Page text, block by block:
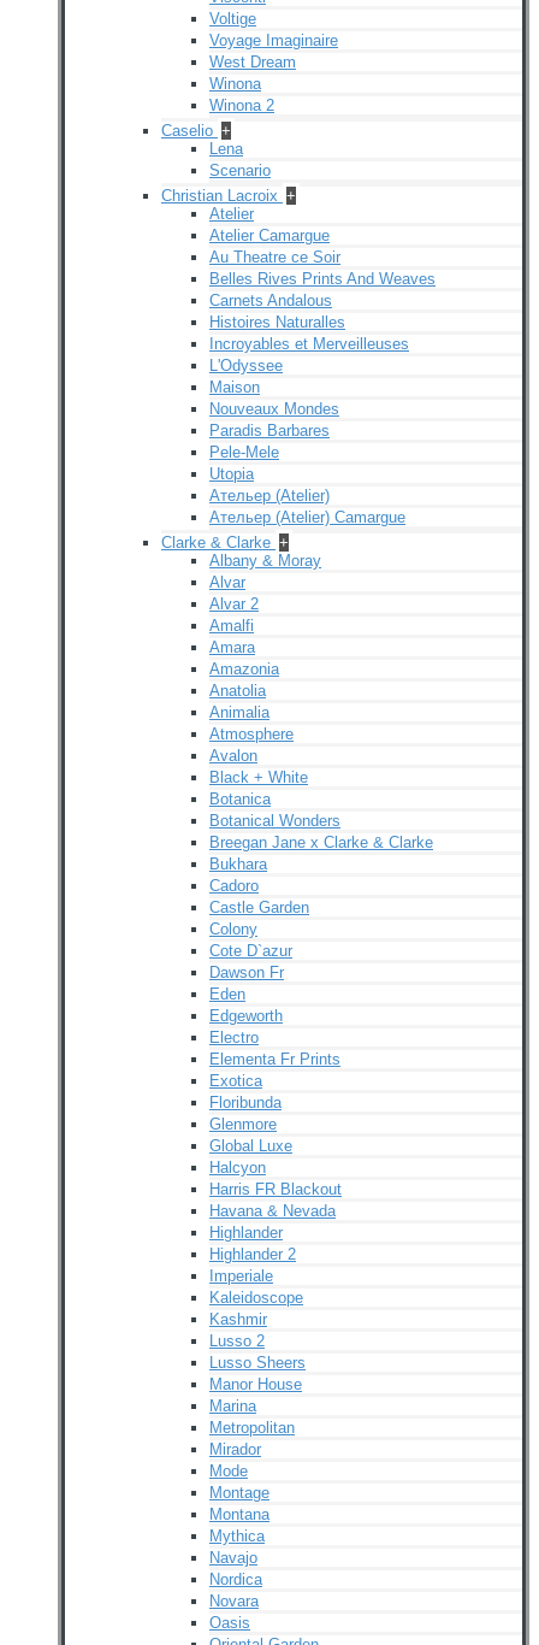
Voltige
Voyage Imaginaire
West Dream
Winona
Winona 2
Caselio +
Lena
Scenario
Christian Lacroix +
Atelier
Atelier Camargue
Au Theatre ce Soir
Belles Rives Prints And Weaves
Carnets Andalous
Histoires Naturalles
Incroyables et Merveilleuses
L'Odyssee
Maison
Nouveaux Mondes
Paradis Barbares
Pele-Mele
Utopia
Ательер (Atelier)
Ательер (Atelier) Camargue
Clarke & Clarke +
Albany & Moray
Alvar
Alvar 2
Amalfi
Amara
Amazonia
Anatolia
Animalia
Atmosphere
Avalon
Black + White
Botanica
Botanical Wonders
Breegan Jane x Clarke & Clarke
Bukhara
Cadoro
Castle Garden
Colony
Cote D`azur
Dawson Fr
Eden
Edgeworth
Electro
Elementa Fr Prints
Exotica
Floribunda
Glenmore
Global Luxe
Halcyon
Harris FR Blackout
Havana & Nevada
Highlander
Highlander 2
Imperiale
Kaleidoscope
Kashmir
Lusso 2
Lusso Sheers
Manor House
Marina
Metropolitan
Mirador
Mode
Montage
Montana
Mythica
Navajo
Nordica
Novara
Oasis